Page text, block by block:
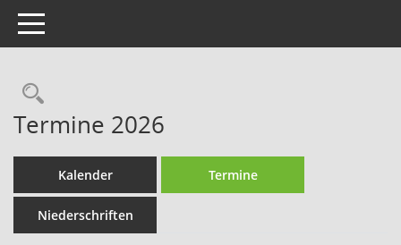
Toggle navigation
Rechercheauswahl
Termine 2026
Kalender Termine
Niederschriften